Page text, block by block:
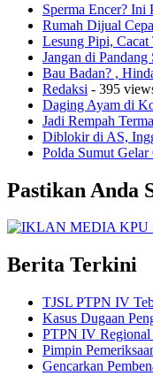
Sperma Encer? Ini
Rumah Dijual
Lesung Pipi, Cacat
Jangan di Pandang
Bau Badan? ,
Redaksi - 395
Daging Ayam di
Jadi Rempah
Diblokir di AS,
Polda Sumut
Pastikan Anda
Berita Terkini
TJSL PTPN IV
Kasus Dugaan
PTPN IV Regional
Pimpin
Gencarkan